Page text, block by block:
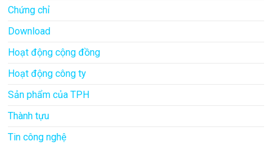
Chứng chỉ
Download
Hoạt động cộng đồng
Hoạt động công ty
Sản phẩm của TPH
Thành tựu
Tin công nghệ